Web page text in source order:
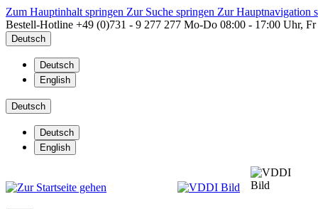
Zum Hauptinhalt springen Zur Suche springen Zur Hauptnavigation
Bestell-Hotline +49 (0)731 - 9 277 277 Mo-Do 08:00 - 17:00 Uhr,
Deutsch
Deutsch
English
Deutsch
Deutsch
English